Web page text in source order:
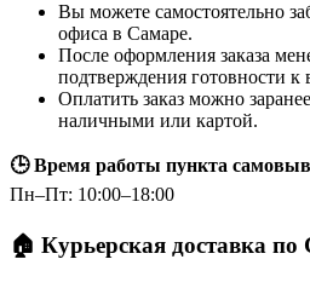
Вы можете самостоятельно
офиса в Самаре.
После оформления заказа
подтверждения готовности к
Оплатить заказ можно
наличными или картой.
🕒 Время работы пункта
Пн–Пт: 10:00–18:00
🏠 Курьерская доставка по